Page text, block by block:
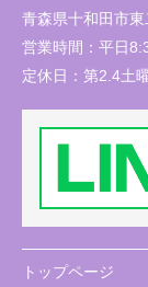
青森県十和田市
営業時間： 平日
定休日： 第2.4土
トップページ